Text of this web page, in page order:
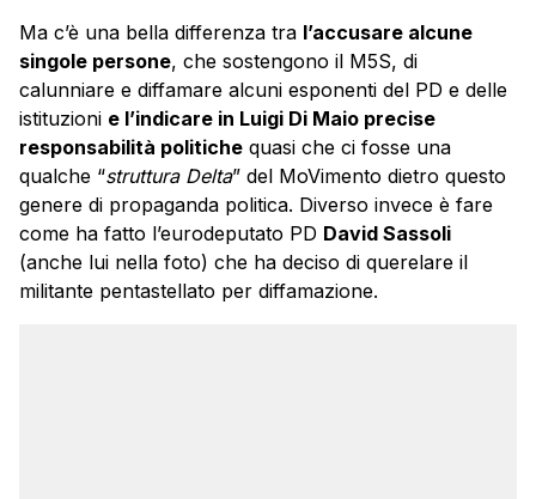
Ma c’è una bella differenza tra l’accusare alcune
singole persone, che sostengono il M5S, di
calunniare e diffamare alcuni esponenti del PD e delle
istituzioni e l’indicare in Luigi Di Maio precise
responsabilità politiche quasi che ci fosse una
qualche “struttura Delta” del MoVimento dietro questo
genere di propaganda politica. Diverso invece è fare
come ha fatto l’eurodeputato PD David Sassoli
(anche lui nella foto) che ha deciso di querelare il
militante pentastellato per diffamazione.